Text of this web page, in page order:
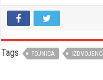
Tags FOJNICA IZDVOJENO